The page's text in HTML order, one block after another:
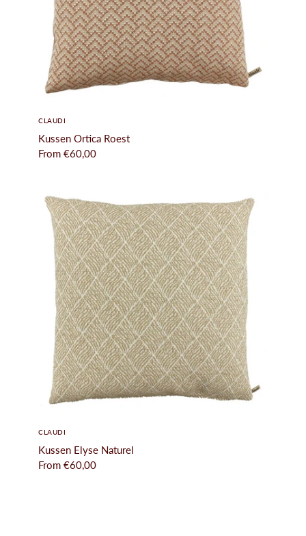
CLAUDI
Kussen Ortica Roest
From €60,00
CLAUDI
Kussen Elyse Naturel
From €60,00